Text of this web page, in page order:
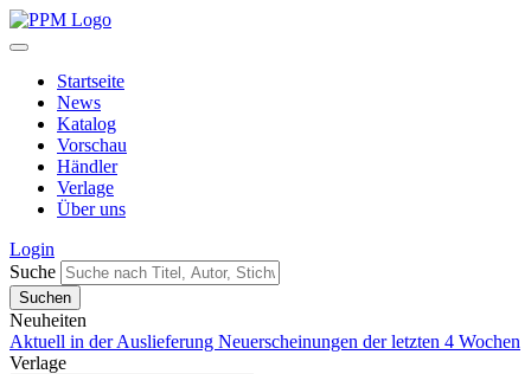
Startseite
News
Katalog
Vorschau
Händler
Verlage
Über uns
Login
Suche
Neuheiten
Aktuell in der Auslieferung Neuerscheinungen der letzten 4 Wochen
Verlage